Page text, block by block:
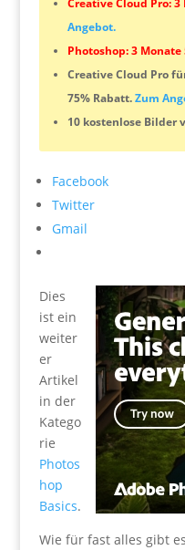
Angebot.
Photoshop: 3
Creative Cloud Pro
75% Rabatt.Zum
10 kostenlose Bilder
Facebook
Twitter
Gmail
Dies
ist ein
weiter
er
Artikel
in der
Katego
rie
Photos
hop
Basics.
Wie für fast alles gibt